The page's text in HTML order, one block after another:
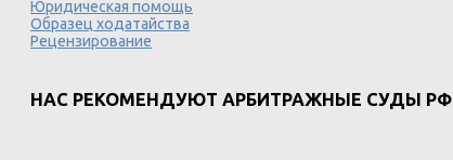
Юридическая помощь
Образец ходатайства
Рецензирование
НАС РЕКОМЕНДУЮТ АРБИТРАЖНЫЕ СУДЫ РФ